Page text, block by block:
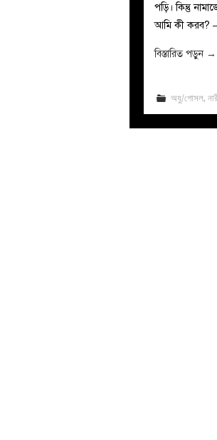
পড়ি। কিন্তু
আমি কী করব?
বিস্তারিত পড়ুন →
অযু/গোসল,